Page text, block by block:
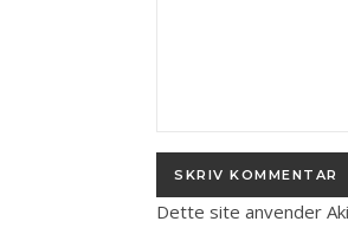
Dette site anvender